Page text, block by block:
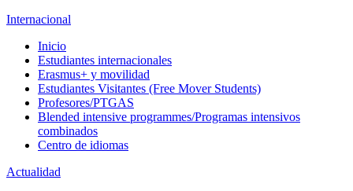
Internacional
Inicio
Estudiantes internacionales
Erasmus+ y movilidad
Estudiantes Visitantes (Free Mover Students)
Profesores/PTGAS
Blended intensive programmes/Programas intensivos
combinados
Centro de idiomas
Actualidad